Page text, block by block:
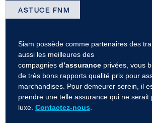
ASTUCE FNM
Siam possède comme partenaires des
aussi les meilleures des
compagnies d’assurance privées, vous
de très bons rapports qualité prix pour
marchandises. Pour demeurer serein, il
prendre une telle assurance qui ne serait
luxe. Contactez-nous